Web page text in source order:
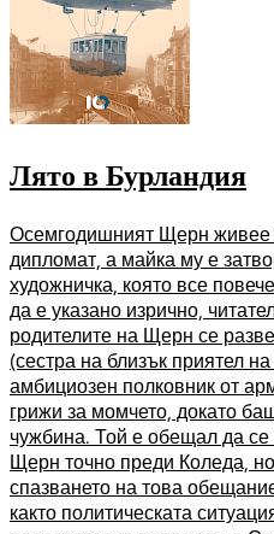
Лято в Бурландия
Осемгодишният Щерн
дипломат, а майка му е
художничка, която все
да е указано изрично,
родителите на Щерн се
(сестра на близък приятел
амбициозен полковник от
грижи за момчето, докато
чужбина. Той е обещал да
Щерн точно преди Коледа,
спазването на това
както политическата